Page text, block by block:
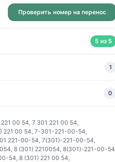
Проверить номер на перенос
5 из 5
1
0
00 54 7 301 221 00 54
221 00 54 7-301-221-00-54
221-00-54 7(301)-221-00-54
8 (301) 2210054 8(301)-221-00-54
54 8 (301) 221 00 54